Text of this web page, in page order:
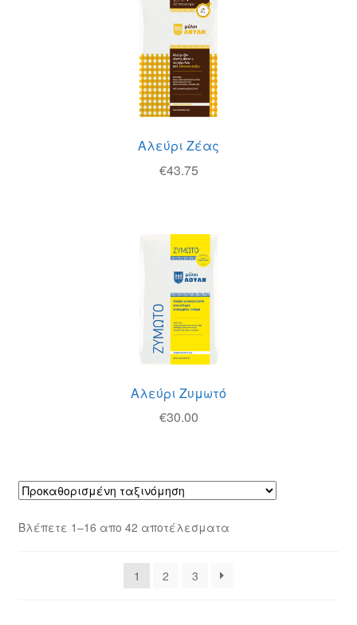
Αλεύρι Ζέας
€43.75
Αλεύρι Ζυμωτό
€30.00
Βλέπετε 1–16 απο 42 αποτέλεσματα
1 2 3